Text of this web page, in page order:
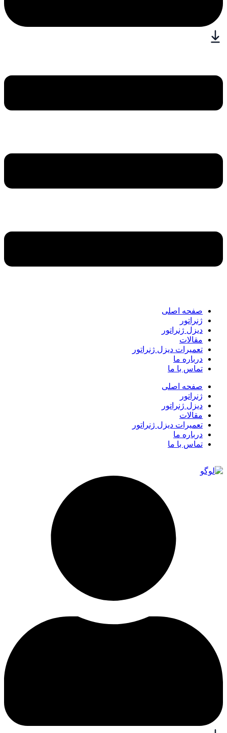
صفحه اصلی
ژنراتور
دیزل ژنراتور
مقالات
تعمیرات دیزل ژنراتور
درباره ما
تماس با ما
صفحه اصلی
ژنراتور
دیزل ژنراتور
مقالات
تعمیرات دیزل ژنراتور
درباره ما
تماس با ما